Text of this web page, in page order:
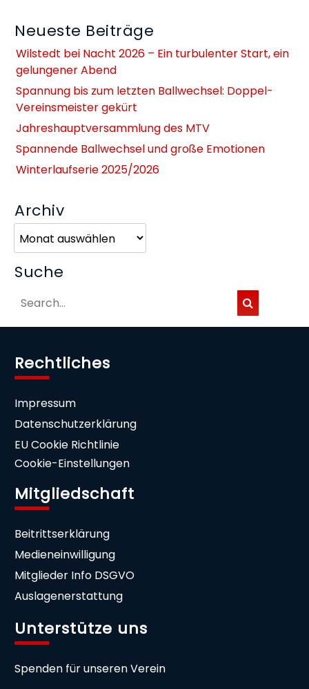
Neueste Beiträge
Wilstedt bei Nacht 2026 – Ein turbulenter Start, ein
gelungener Abend
Spannung bis zum letzten Ballwechsel: Doppel-
Vereinsmeister gekürt
Jahreshauptversammlung des MTV
Spannende Ballwechsel und große Emotionen
Winterlaufserie 2025/2026
Archiv
Suche
Rechtliches
Impressum
Datenschutzerklärung
EU Cookie Richtlinie
Cookie-Einstellungen
Mitgliedschaft
Beitrittserklärung
Medieneinwilligung
Mitglieder Info DSGVO
Auslagenerstattung
Unterstütze uns
Spenden für unseren Verein